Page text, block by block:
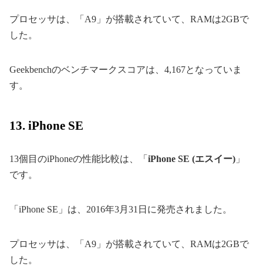
プロセッサは、「A9」が搭載されていて、RAMは2GBで
した。
Geekbenchのベンチマークスコアは、4,167となっていま
す。
13. iPhone SE
13個目のiPhoneの性能比較は、「 iPhone SE (エスイー) 」
です。
「iPhone SE」は、2016年3月31日に発売されました。
プロセッサは、「A9」が搭載されていて、RAMは2GBで
した。